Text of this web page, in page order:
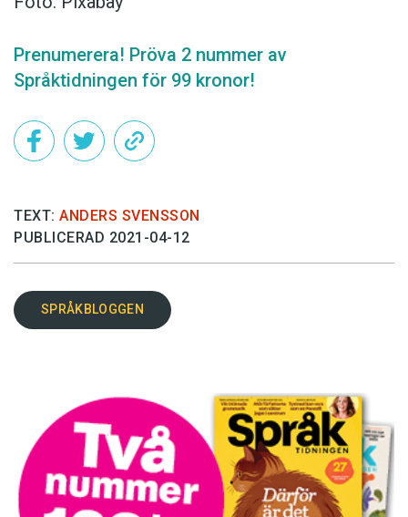
Prenumerera! Pröva 2 nummer av
Språktidningen för 99 kronor!
TEXT: ANDERS SVENSSON
PUBLICERAD 2021-04-12
SPRÅKBLOGGEN